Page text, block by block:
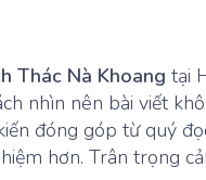
Thác Nà Khoang tại
nhìn nên bài viết
đóng góp từ quý
hơn. Trân trọng